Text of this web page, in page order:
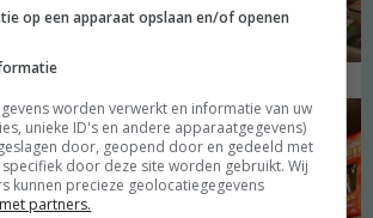
op een apparaat opslaan en/of openen
worden verwerkt en informatie van uw
unieke ID's en andere apparaatgegevens)
door, geopend door en gedeeld met
door deze site worden gebruikt. Wij
kunnen precieze geolocatiegegevens
partners.